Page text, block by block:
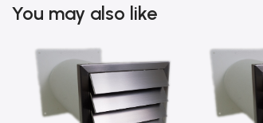
You may also like